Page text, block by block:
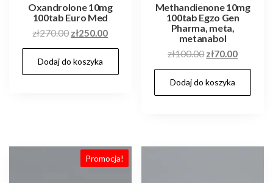
Oxandrolone 10mg
100tab Euro Med
zł270.00 Pierwotna
cena
wynosiła:
zł270.00.
zł250.00Aktualna
cena
zł250.00.
Dodaj do koszyka
Methandienone 10mg
100tab Egzo Gen
Pharma, meta,
metanabol
zł100.00 Pierwotna
cena
wynosiła:
zł100.00.
zł70.00
cena
zł70.00.
Dodaj do koszyka
Promocja!